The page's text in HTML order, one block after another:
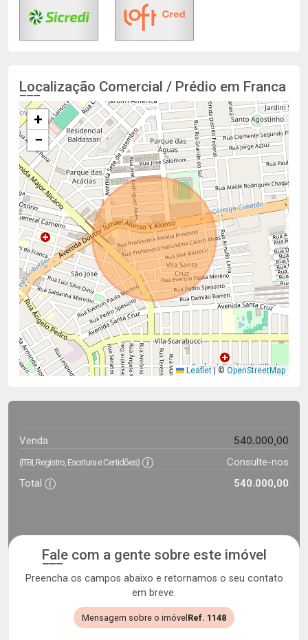
Localização Comercial / Prédio em Franca
+
−
Leaflet ©OpenStreetMap
Venda 540.000,00
(ITBI, Registro, Escritura e Certidões)
Consulte-nos
Total
540.000,00
Fale com a gente sobre este imóvel
Preencha os campos abaixo e retornamos o seu contato
em breve.
Mensagem sobre o imóvel Ref. 1148